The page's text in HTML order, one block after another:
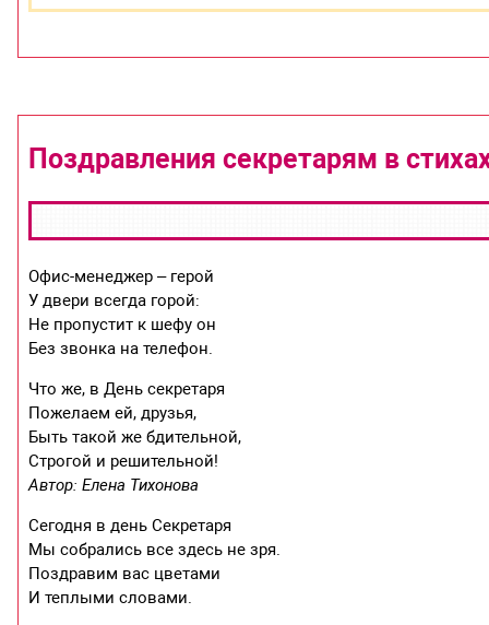
Поздравления секретарям в
Офис-менеджер – герой
У двери всегда горой:
Не пропустит к шефу он
Без звонка на телефон.
Что же, в День секретаря
Пожелаем ей, друзья,
Быть такой же бдительной,
Строгой и решительной!
Автор: Елена Тихонова
Сегодня в день Секретаря
Мы собрались все здесь не зря.
Поздравим вас цветами
И теплыми словами.